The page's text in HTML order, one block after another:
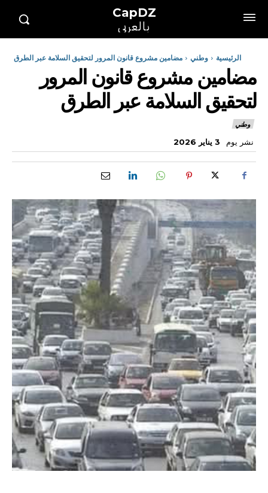
CapDZ
بالعربي
الرئيسية وطني مضامين مشروع قانون المرور لتحقيق السلامة عبر الطرق
مضامين مشروع قانون المرور
لتحقيق السلامة عبر الطرق
وطني
نشر يوم 3 يناير 2026